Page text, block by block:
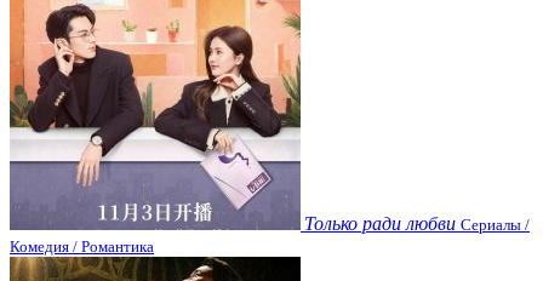
Только ради любви Сериалы /
Комедия / Романтика